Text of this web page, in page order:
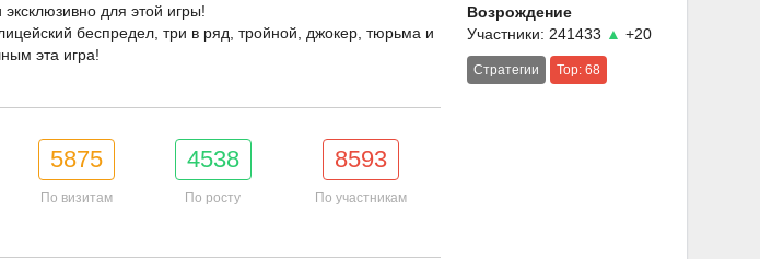
для этой игры!
беспредел, три в ряд, тройной, джокер, тюрьма и
эта игра!
5875
По визитам
4538
По росту
8593
По участникам
Возрождение
Участники: 241433 ▲ +20
Стратегии Top: 68